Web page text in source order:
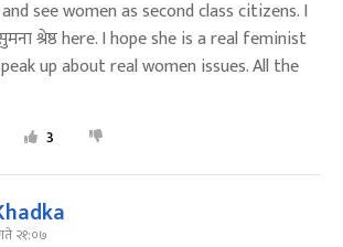
see women as second class citizens. I
श्रेष्ठ here. I hope she is a real feminist
up about real women issues. All the
3
२१:०७